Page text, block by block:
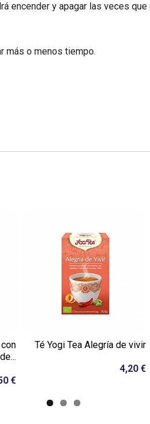
encender y apagar las veces que
más o menos tiempo.
€
Té Yogi Tea Alegría de vivir
4,20 €